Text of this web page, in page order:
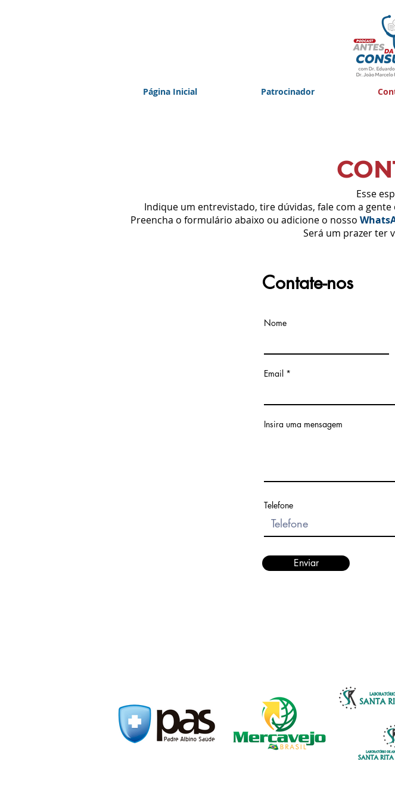
Página Inicial Patrocinador
Esse
Indique um entrevistado, tire dúvidas, fale com a
Preencha o formulário abaixo ou adicione o nosso
Será um prazer ter
Contate-nos
Nome
Email
Insira uma mensagem
Telefone
Enviar